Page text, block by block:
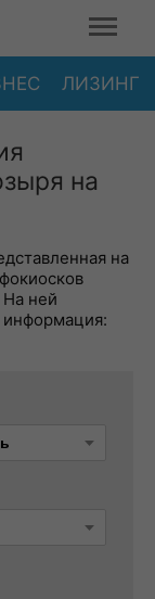
ЛИЗИНГ
на
на
ней
информация: